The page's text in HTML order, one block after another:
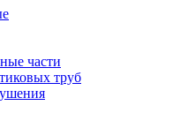
части
труб